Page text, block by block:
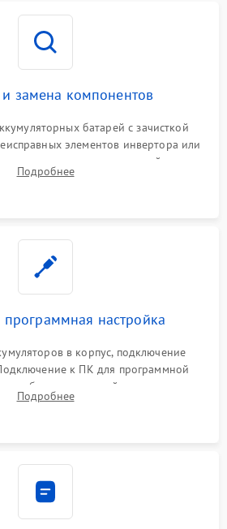
замена компонентов
батарей с зачисткой
элементов инвертора или
и монтаж новых радиодеталей.
токоведущих дорожек и
Подробнее
настройка
в корпус, подключение
к ПК для программной
батареи, настройки порогов
и сброса счетчиков старения АКБ.
Подробнее